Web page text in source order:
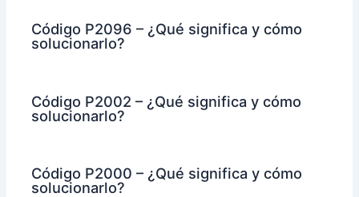
Código P2096 – ¿Qué significa y cómo
solucionarlo?
Código P2002 – ¿Qué significa y cómo
solucionarlo?
Código P2000 – ¿Qué significa y cómo
solucionarlo?